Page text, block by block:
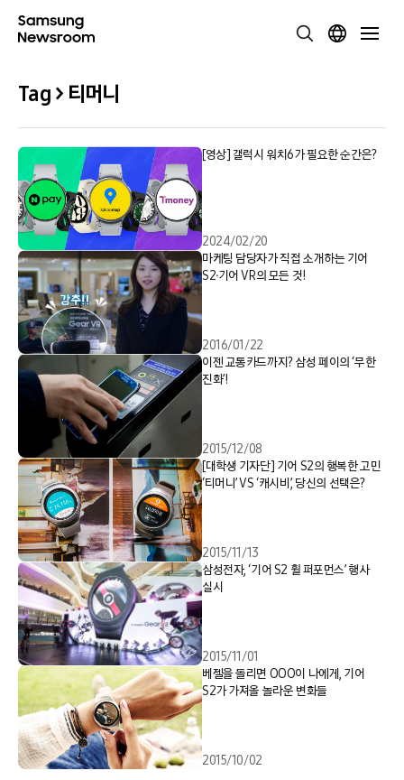
Tag > 티머니
[영상] 갤럭시 워치6가 필요한 순간은?
2024/02/20
마케팅 담당자가 직접 소개하는 기어
S2∙기어 VR의 모든 것!
2016/01/22
이젠 교통카드까지? 삼성 페이의 ‘무한
진화’!
2015/12/08
[대학생 기자단] 기어 S2의 행복한 고민
‘티머니’ VS ‘캐시비’, 당신의 선택은?
2015/11/13
삼성전자, ‘기어 S2 휠 퍼포먼스’ 행사
실시
2015/11/01
베젤을 돌리면 OOO이 나에게, 기어
S2가 가져올 놀라운 변화들
2015/10/02